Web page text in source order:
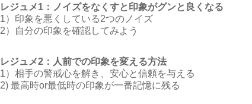
レジュメ1：ノイズをなくすと印象がグンと良くなる
1）印象を悪くしている2つのノイズ
2）自分の印象を確認してみよう
レジュメ2：人前での印象を変える方法
1）相手の警戒心を解き、安心と信頼を与える
2) 最高時or最低時の印象が一番記憶に残る